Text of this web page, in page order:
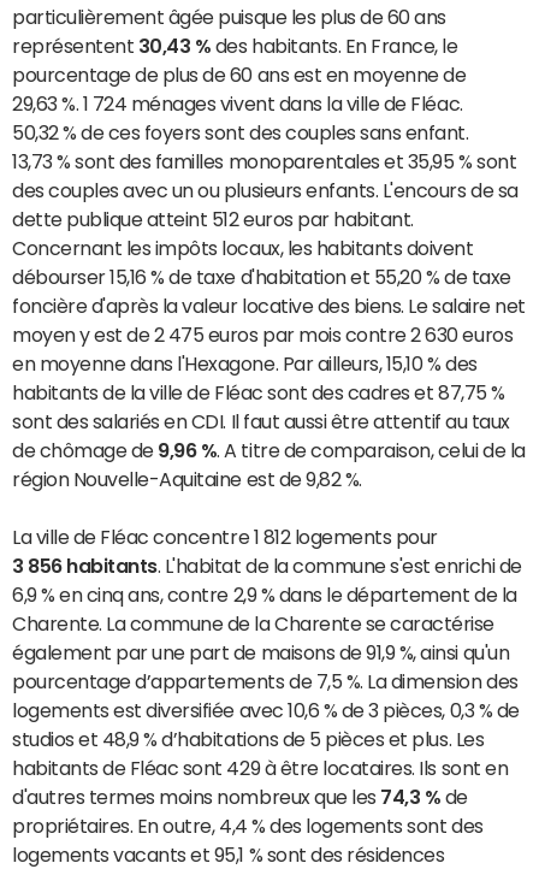
particulièrement âgée puisque les plus de 60 ans
représentent 30,43 % des habitants. En France, le
pourcentage de plus de 60 ans est en moyenne de
29,63 %. 1 724 ménages vivent dans la ville de Fléac.
50,32 % de ces foyers sont des couples sans enfant.
13,73 % sont des familles monoparentales et 35,95 % sont
des couples avec un ou plusieurs enfants. L'encours de sa
dette publique atteint 512 euros par habitant.
Concernant les impôts locaux, les habitants doivent
débourser 15,16 % de taxe d'habitation et 55,20 % de taxe
foncière d'après la valeur locative des biens. Le salaire net
moyen y est de 2 475 euros par mois contre 2 630 euros
en moyenne dans l'Hexagone. Par ailleurs, 15,10 % des
habitants de la ville de Fléac sont des cadres et 87,75 %
sont des salariés en CDI. Il faut aussi être attentif au taux
de chômage de 9,96 % . A titre de comparaison, celui de la
région Nouvelle-Aquitaine est de 9,82 %.
La ville de Fléac concentre 1 812 logements pour
3 856 habitants. L'habitat de la commune s'est enrichi de
6,9 % en cinq ans, contre 2,9 % dans le département de la
Charente. La commune de la Charente se caractérise
également par une part de maisons de 91,9 %, ainsi qu'un
pourcentage d’appartements de 7,5 %. La dimension des
logements est diversifiée avec 10,6 % de 3 pièces, 0,3 % de
studios et 48,9 % d’habitations de 5 pièces et plus. Les
habitants de Fléac sont 429 à être locataires. Ils sont en
d'autres termes moins nombreux que les 74,3 % de
propriétaires. En outre, 4,4 % des logements sont des
logements vacants et 95,1 % sont des résidences